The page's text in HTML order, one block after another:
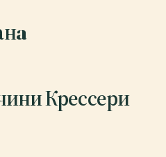
Крессери